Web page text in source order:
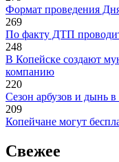
Формат проведения
269
По факту ДТП
248
В Копейске создают
компанию
220
Сезон арбузов и дынь в
209
Копейчане могут
Свежее